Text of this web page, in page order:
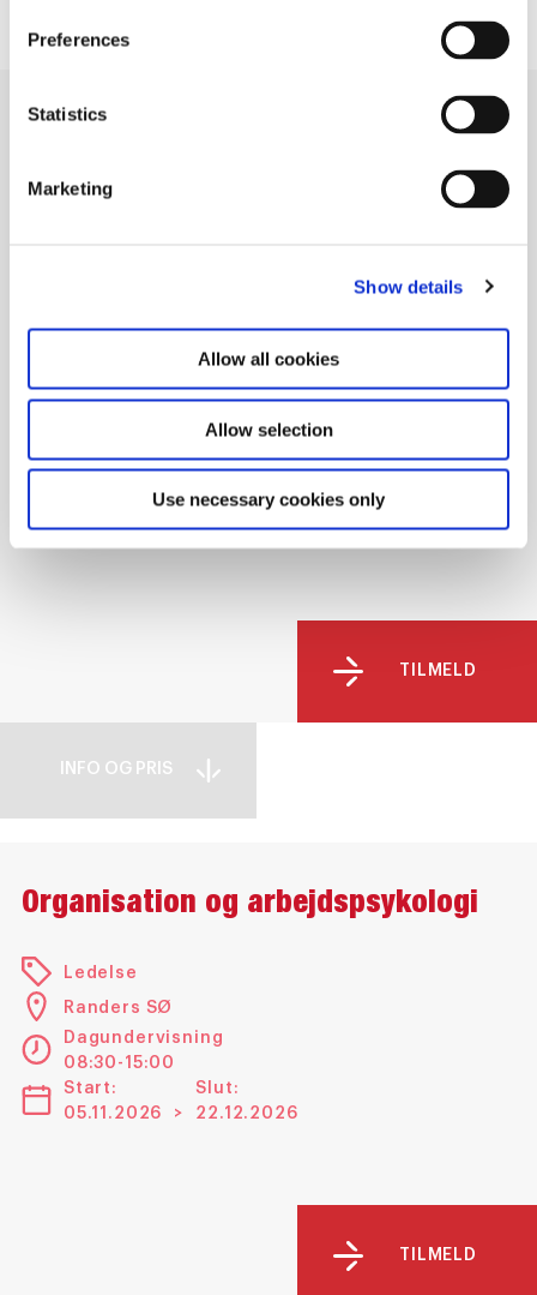
Preferences
Statistics
Marketing
Show details
Allow all cookies
Allow selection
Use necessary cookies only
(Koordinatoruddannelsen)
Ledelse
Dagundervisning
22.09.2026
>
Slut:
15.12.2026
TILMELD
INFO OG PRIS
Organisation og arbejdspsykologi
Ledelse
Randers SØ
Dagundervisning
08:30-15:00
Start:
05.11.2026
>
Slut:
22.12.2026
TILMELD